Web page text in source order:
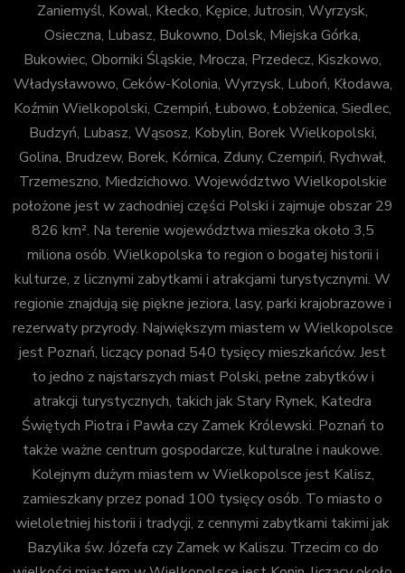
Zaniemyśl, Kowal, Kłecko, Kępice, Jutrosin, Wyrzysk,
Osieczna, Lubasz, Bukowno, Dolsk, Miejska Górka,
Bukowiec, Oborniki Śląskie, Mrocza, Przedecz, Kiszkowo,
Władysławowo, Ceków-Kolonia, Wyrzysk, Luboń, Kłodawa,
Koźmin Wielkopolski, Czempiń, Łubowo, Łobżenica, Siedlec,
Budzyń, Lubasz, Wąsosz, Kobylin, Borek Wielkopolski,
Golina, Brudzew, Borek, Kórnica, Zduny, Czempiń, Rychwał,
Trzemeszno, Miedzichowo. Województwo Wielkopolskie
położone jest w zachodniej części Polski i zajmuje obszar 29
826 km². Na terenie województwa mieszka około 3,5
miliona osób. Wielkopolska to region o bogatej historii i
kulturze, z licznymi zabytkami i atrakcjami turystycznymi. W
regionie znajdują się piękne jeziora, lasy, parki krajobrazowe i
rezerwaty przyrody. Największym miastem w Wielkopolsce
jest Poznań, liczący ponad 540 tysięcy mieszkańców. Jest
to jedno z najstarszych miast Polski, pełne zabytków i
atrakcji turystycznych, takich jak Stary Rynek, Katedra
Świętych Piotra i Pawła czy Zamek Królewski. Poznań to
także ważne centrum gospodarcze, kulturalne i naukowe.
Kolejnym dużym miastem w Wielkopolsce jest Kalisz,
zamieszkany przez ponad 100 tysięcy osób. To miasto o
wieloletniej historii i tradycji, z cennymi zabytkami takimi jak
Bazylika św. Józefa czy Zamek w Kaliszu. Trzecim co do